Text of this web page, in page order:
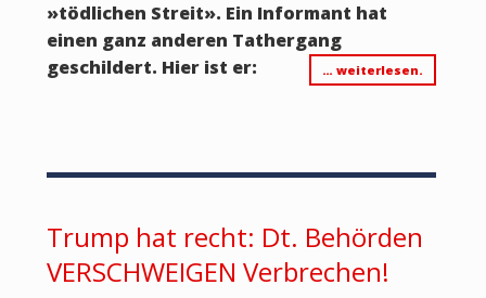
»tödlichen Streit». Ein Informant hat
einen ganz anderen Tathergang
geschildert. Hier ist er:
… weiterlesen.
Trump hat recht: Dt. Behörden
VERSCHWEIGEN Verbrechen!